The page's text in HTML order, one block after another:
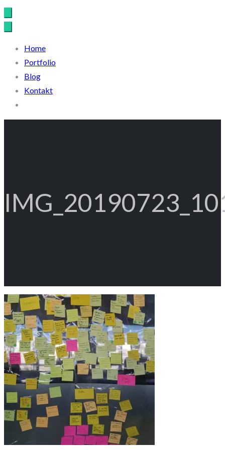
Home
Portfolio
Blog
Kontakt